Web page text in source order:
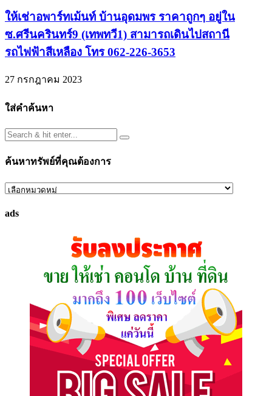
ให้เช่าอพาร์ทเม้นท์ บ้านอุดมพร ราคาถูกๆ อยู่ใน
ซ.ศรีนครินทร์9 (เทพทวี1) สามารถเดินไปสถานี
รถไฟฟ้าสีเหลือง โทร 062-226-3653
27 กรกฎาคม 2023
ใส่คำค้นหา
ค้นหาทรัพย์ที่คุณต้องการ
ค้นหา
ที่
ads